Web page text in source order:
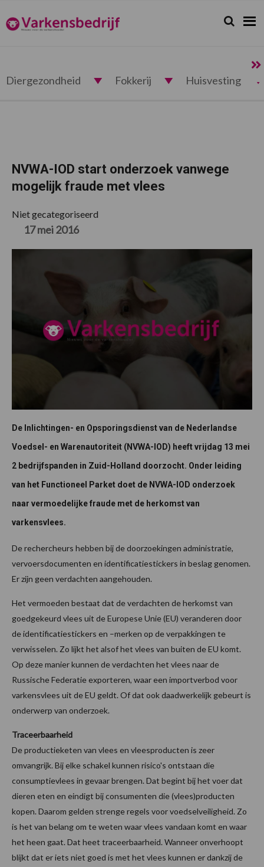
de
hoofdnavigatie
de
hoofd
de
eerste
de
voettekst
Varkensbedrijf.nl Zoeken...
Zoek
Diergezondheid Fokkerij Huisvesting
NVWA-IOD start onderzoek vanwege
mogelijk fraude met vlees
Niet gecategoriseerd
17 mei 2016
De Inlichtingen- en Opsporingsdienst van de Nederlandse
Voedsel- en Warenautoriteit (NVWA-IOD) heeft vrijdag 13 mei
2 bedrijfspanden in Zuid-Holland doorzocht. Onder leiding
van het Functioneel Parket doet de NVWA-IOD onderzoek
naar vermoedelijke fraude met de herkomst van
varkensvlees.
De rechercheurs hebben bij de doorzoekingen administratie,
vervoersdocumenten en identificatiestickers in beslag genomen.
Er zijn geen verdachten aangehouden.
Het vermoeden bestaat dat de verdachten de herkomst van
goedgekeurd vlees uit de Europese Unie (EU) veranderen door
de identificatiestickers en –merken op de verpakkingen te
verwisselen. Zo lijkt het alsof het vlees van buiten de EU komt.
Op deze manier kunnen de verdachten het vlees naar de
Russische Federatie exporteren, waar een importverbod voor
varkensvlees uit de EU geldt. Of dat ook daadwerkelijk gebeurt is
onderwerp van onderzoek.
Traceerbaarheid
De productieketen van vlees en vleesproducten is zeer
omvangrijk. Bij elke schakel kunnen risico's ontstaan die
consumptievlees in gevaar brengen. Dat begint bij het voer dat
dieren eten en eindigt bij consumenten die (vlees)producten
kopen. Daarom gelden strenge regels voor voedselveiligheid. Zo
is het van belang om te weten waar vlees vandaan komt en waar
het heen gaat. Dat heet traceerbaarheid. Wanneer onverhoopt
blijkt dat er iets niet goed is met het vlees kunnen er dankzij de